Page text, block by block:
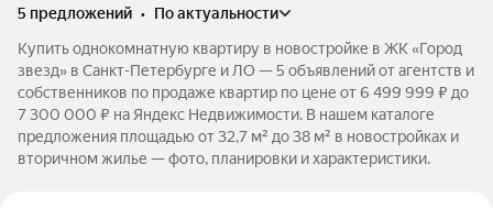
5 предложений •
по актуальности
Купить однокомнатную квартиру в новостройке в ЖК «Город
звезд» в Санкт-Петербурге и ЛО — 5 объявлений от агентств и
собственников по продаже квартир по цене от 6 499 999 ₽ до
7 300 000 ₽ на Яндекс Недвижимости. В нашем каталоге
предложения площадью от 32,7 м² до 38 м² в новостройках и
вторичном жилье — фото, планировки и характеристики.